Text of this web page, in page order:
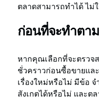
ตลาดสามารถทำได้ ไม่
ก่อนที่จะทำตาม
หากคุณเลือกที่จะตรวจ
ชั่วคราวก่อนซื้อขายแล
เรื่องใหม่หรือไม่ มีข้อ
สังเกตได้หรือไม่ และต